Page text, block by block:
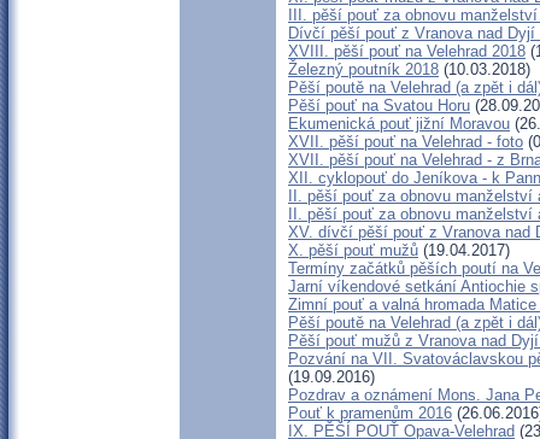
III. pěší pouť za obnovu
Dívčí pěší pouť z Vranova nad
XVIII. pěší pouť na Velehrad 2018
Železný poutník 2018 (10.03.2018)
Pěší poutě na Velehrad (a zpět i
Pěší pouť na Svatou Horu
Ekumenická pouť jižní Moravou
XVII. pěší pouť na Velehrad - foto
XVII. pěší pouť na Velehrad - z
XII. cyklopouť do Jeníkova - k
II. pěší pouť za obnovu manželství
II. pěší pouť za obnovu manželství
XV. dívčí pěší pouť z Vranova nad
X. pěší pouť mužů (19.04.2017)
Termíny začátků pěších poutí na
Jarní víkendové setkání Antiochie
Zimní pouť a valná hromada
Pěší poutě na Velehrad (a zpět i
Pěší pouť mužů z Vranova nad
Pozvání na VII. Svatováclavskou
(19.09.2016)
Pozdrav a oznámení Mons. Jana
Pouť k pramenům 2016
IX. PĚŠÍ POUŤ Opava-Velehrad